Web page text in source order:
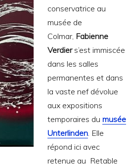
conservatrice au
musée de
Colmar, Fabienne
Verdiers’est immiscée
dans les salles
permanentes et dans
la vaste nef dévolue
aux expositions
temporaires du musée
Unterlinden. Elle
répond ici avec
retenue au Retable